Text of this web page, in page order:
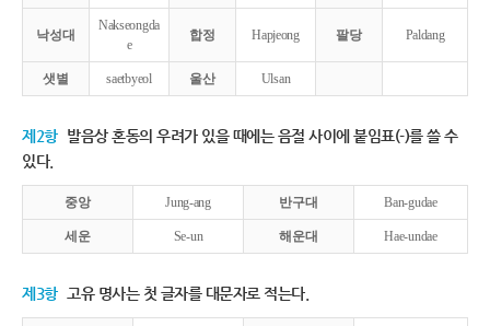
낙성대
Nakseongda
e
합정 Hapjeong 팔당 Paldang
샛별 saetbyeol 울산 Ulsan
제2항 발음상 혼동의 우려가 있을 때에는 음절 사이에 붙임표(-)를 쓸 수
있다.
중앙 Jung-ang 반구대 Ban-gudae
세운 Se-un 해운대 Hae-undae
제3항 고유 명사는 첫 글자를 대문자로 적는다.